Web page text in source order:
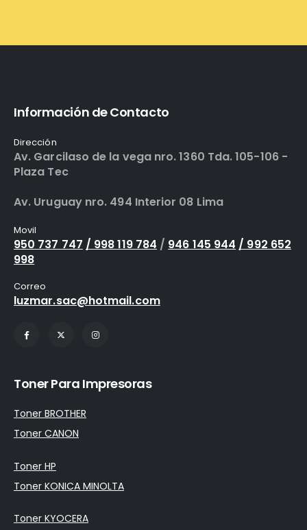
Información de Contacto
Dirección
Av. Garcilaso de la vega nro. 1360 Tda. 105-106 -
Plaza Tec
Av. Uruguay nro. 494 Interior 08 Lima
Movil
950 737 747 / 998 119 784 / 946 145 944 / 992 652
998
Correo
luzmar.sac@hotmail.com
Toner Para Impresoras
Toner BROTHER
Toner CANON
Toner HP
Toner KONICA MINOLTA
Toner KYOCERA